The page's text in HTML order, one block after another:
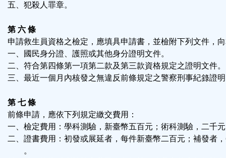
五、犯殺人罪章。
第 六 條
申請救生員資格之檢定，應填具申請書，並檢附下列文件，
一、國民身分證、護照或其他身分證明文件。
二、符合第四條第一項第二款及第三款資格規定之證明文件。
三、最近一個月內核發之無違反前條規定之警察刑事紀錄證
第 七 條
前條申請，應依下列規定繳交費用：
一、檢定費用：學科測驗，新臺幣五百元；術科測驗，二千
二、證書費用：初發或展延者，每件新臺幣二百元；補發者
。